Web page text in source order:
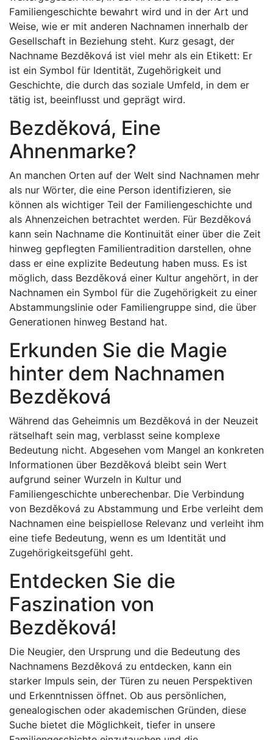
Familiengeschichte bewahrt wird und in der Art und
Weise, wie er mit anderen Nachnamen innerhalb der
Gesellschaft in Beziehung steht. Kurz gesagt, der
Nachname Bezděková ist viel mehr als ein Etikett: Er
ist ein Symbol für Identität, Zugehörigkeit und
Geschichte, die durch das soziale Umfeld, in dem er
tätig ist, beeinflusst und geprägt wird.
Bezděková, Eine
Ahnenmarke?
An manchen Orten auf der Welt sind Nachnamen mehr
als nur Wörter, die eine Person identifizieren, sie
können als wichtiger Teil der Familiengeschichte und
als Ahnenzeichen betrachtet werden. Für Bezděková
kann sein Nachname die Kontinuität einer über die Zeit
hinweg gepflegten Familientradition darstellen, ohne
dass er eine explizite Bedeutung haben muss. Es ist
möglich, dass Bezděková einer Kultur angehört, in der
Nachnamen ein Symbol für die Zugehörigkeit zu einer
Abstammungslinie oder Familiengruppe sind, die über
Generationen hinweg Bestand hat.
Erkunden Sie die Magie
hinter dem Nachnamen
Bezděková
Während das Geheimnis um Bezděková in der Neuzeit
rätselhaft sein mag, verblasst seine komplexe
Bedeutung nicht. Abgesehen vom Mangel an konkreten
Informationen über Bezděková bleibt sein Wert
aufgrund seiner Wurzeln in Kultur und
Familiengeschichte unberechenbar. Die Verbindung
von Bezděková zu Abstammung und Erbe verleiht dem
Nachnamen eine beispiellose Relevanz und verleiht ihm
eine tiefe Bedeutung, wenn es um Identität und
Zugehörigkeitsgefühl geht.
Entdecken Sie die
Faszination von
Bezděková!
Die Neugier, den Ursprung und die Bedeutung des
Nachnamens Bezděková zu entdecken, kann ein
starker Impuls sein, der Türen zu neuen Perspektiven
und Erkenntnissen öffnet. Ob aus persönlichen,
genealogischen oder akademischen Gründen, diese
Suche bietet die Möglichkeit, tiefer in unsere